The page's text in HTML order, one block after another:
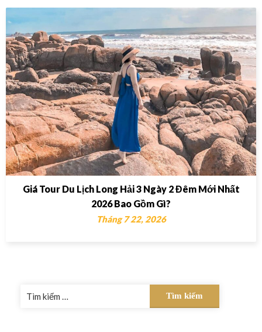
Giá Tour Du Lịch Long Hải 3 Ngày 2 Đêm Mới Nhất
2026 Bao Gồm Gì?
Tháng 7 22, 2026